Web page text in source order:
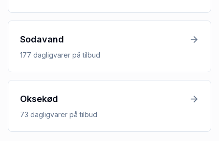
Sodavand
177 dagligvarer på tilbud
Oksekød
73 dagligvarer på tilbud